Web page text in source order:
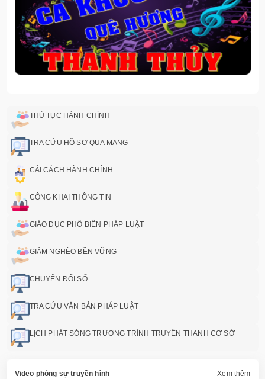
THỦ TỤC HÀNH CHÍNH
TRA CỨU HỒ SƠ QUA MẠNG
CẢI CÁCH HÀNH CHÍNH
CÔNG KHAI THÔNG TIN
GIÁO DỤC PHỔ BIẾN PHÁP LUẬT
GIẢM NGHÈO BỀN VỮNG
CHUYỂN ĐỔI SỐ
TRA CỨU VĂN BẢN PHÁP LUẬT
LỊCH PHÁT SÓNG TRƯƠNG TRÌNH TRUYỀN THANH CƠ SỞ
Video phóng sự truyền hình Xem thêm